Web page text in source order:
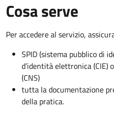
Cosa serve
Per accedere al servizio,
SPID (sistema pubblico di
d’identità elettronica (CIE)
(CNS)
tutta la documentazione
della pratica.